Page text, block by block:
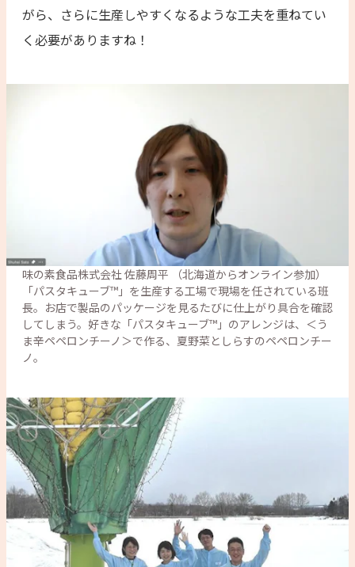
がら、さらに生産しやすくなるような工夫を重ねてい
く必要がありますね！
味の素食品株式会社 佐藤周平 （北海道からオンライン参加）
「パスタキューブ™」を生産する工場で現場を任されている班
長。お店で製品のパッケージを見るたびに仕上がり具合を確認
してしまう。好きな「パスタキューブ™」のアレンジは、＜う
ま辛ペペロンチーノ＞で作る、夏野菜としらすのペペロンチー
ノ。